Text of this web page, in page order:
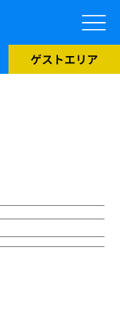
ゲストエリア